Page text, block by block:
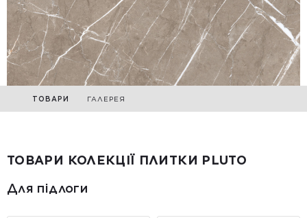
ТОВАРИ ГАЛЕРЕЯ
ТОВАРИ КОЛЕКЦІЇ ПЛИТКИ PLUTO
Для підлоги